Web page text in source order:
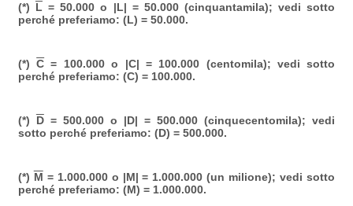
(*) L = 50.000 o |L| = 50.000 (cinquantamila); vedi sotto
perché preferiamo: (L) = 50.000.
(*)C = 100.000 o |C| = 100.000 (centomila); vedi sotto
perché preferiamo: (C) = 100.000.
(*) D= 500.000 o |D| = 500.000 (cinquecentomila); vedi
sotto perché preferiamo: (D) = 500.000.
(*) M = 1.000.000 o |M| = 1.000.000 (un milione); vedi sotto
perché preferiamo: (M) = 1.000.000.